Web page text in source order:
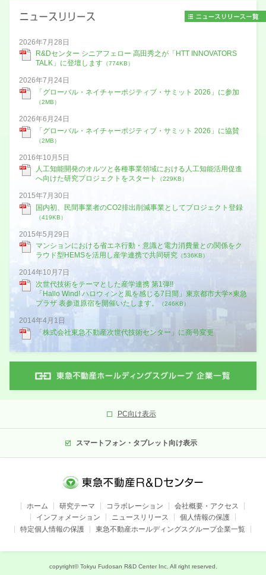
2026年7月28日
R&Dセンター シニアフェロー 高田秀之が「HTT INNOVATORS
TALK」に登壇します （774KB）
2026年7月24日
「グローバル・ネイチャーポジティブ・サミット 2026」に参加
（2MB）
2026年6月24日
「グローバル・ネイチャーポジティブ・サミット 2026」に協賛
（2MB）
2016年10月5日
人工知能開発のオルツと各種事業領域における人工知能活用促進
へ向けた研究プロジェクトをスタート
（229KB）
2015年7月30日
国内初、民間事業者のCO2排出削減事業としてプロジェクト登録
（419KB）
2015年5月29日
マンションにおける省エネ行動・意識と電力消費量との関係をク
ラウド型HEMSを活用し産学連携で共同研究 （536KB）
2014年10月7日
次世代技術をテーマとした産学連携 第1弾!!
「Hallo Wind! ハロウィンと風を感じる7日間」東京都市大学×東急
プラザ 表参道原宿を開催いたします。
（246KB）
2014年4月1日
「株式会社東急不動産次世代技術センター」に商号変更
PC向け表示
スマートフォン・タブレット向け表示
ホーム 研究テーマ コラボレーション
会社概要・アクセス
インフォメーション
ニュースリリース
個人情報の保護
特定個人情報の保護
東急不動産ホールディングスグループ企業一覧
copyright© Tokyu Fudosan R&D Center Inc. All right reserved.